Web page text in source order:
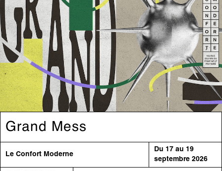
Grand Mess
Le Confort Moderne
Du 17 au 19
septembre 2026